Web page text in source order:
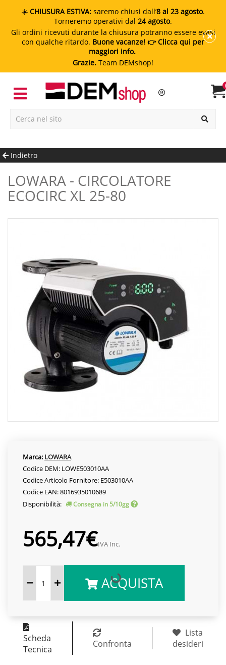
☀️ CHIUSURA ESTIVA: saremo chiusi dall’8 al 23 agosto.
Torneremo operativi dal 24 agosto.
Gli ordini ricevuti durante la chiusura potranno essere evasi
con qualche ritardo. Buone vacanze! 👉 Clicca qui per
maggiori info.
Grazie. Team DEMshop!
Indietro
LOWARA - CIRCOLATORE
ECOCIRC XL 25-80
Marca: LOWARA
Codice DEM: LOWE503010AA
Codice Articolo Fornitore: E503010AA
Codice EAN: 8016935010689
Disponibilità:
Consegna in 5/10gg
565,47€IVA Inc.
ACQUISTA
Scheda
Tecnica
Confronta
Lista
desideri